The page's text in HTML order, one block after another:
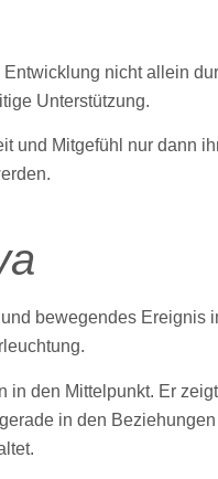
nicht allein
Unterstützung.
und Mitgefühl nur dann
bewegendes Ereignis
in den Mittelpunkt. Er
in den